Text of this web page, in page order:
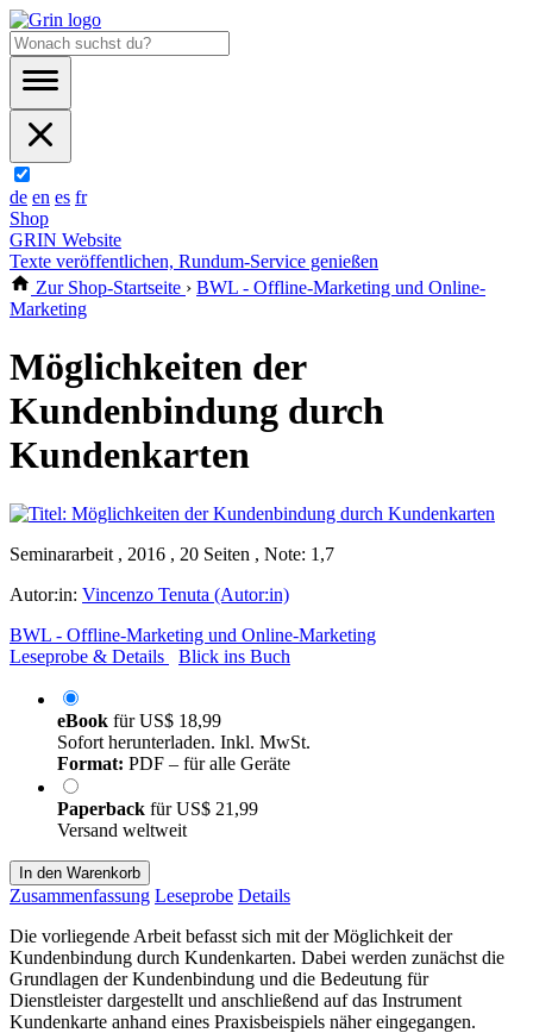
de en es fr
Shop
GRIN Website
Texte veröffentlichen, Rundum-Service genießen
Zur Shop-Startseite › BWL - Offline-Marketing und Online-
Marketing
Möglichkeiten der
Kundenbindung durch
Kundenkarten
Seminararbeit , 2016 , 20 Seiten , Note: 1,7
Autor:in: Vincenzo Tenuta (Autor:in)
BWL - Offline-Marketing und Online-Marketing
Leseprobe & Details
Blick ins Buch
eBook fürUS$ 18,99
Sofort herunterladen. Inkl. MwSt.
Format: PDF – für alle Geräte
Paperback fürUS$ 21,99
Versand weltweit
In den Warenkorb
Zusammenfassung Leseprobe Details
Die vorliegende Arbeit befasst sich mit der Möglichkeit der
Kundenbindung durch Kundenkarten. Dabei werden zunächst die
Grundlagen der Kundenbindung und die Bedeutung für
Dienstleister dargestellt und anschließend auf das Instrument
Kundenkarte anhand eines Praxisbeispiels näher eingegangen.